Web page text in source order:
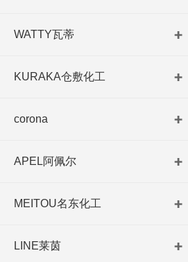
WATTY瓦蒂
KURAKA仓敷化工
corona
APEL阿佩尔
MEITOU名东化工
LINE莱茵